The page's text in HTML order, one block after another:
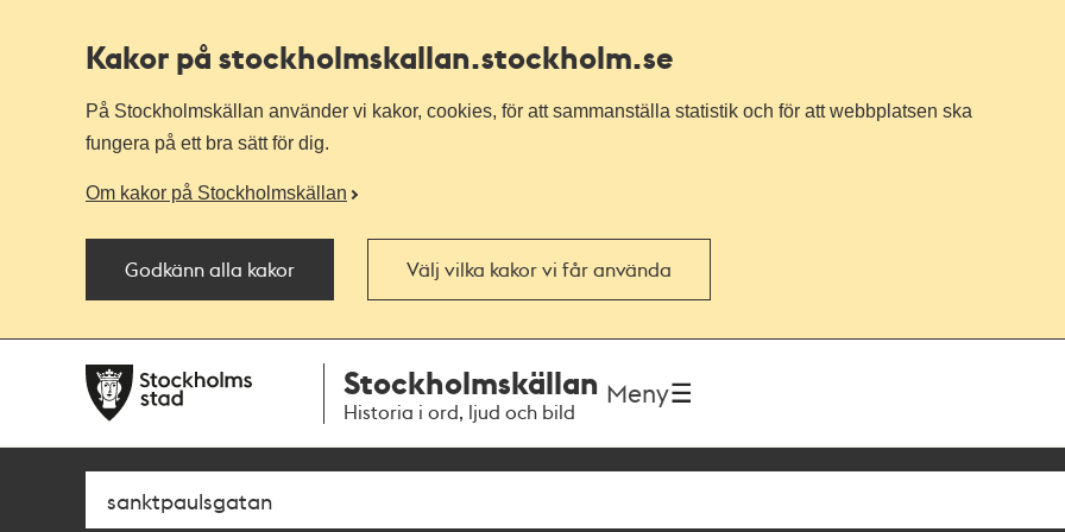
Kakor på stockholmskallan.stockholm.se
På Stockholmskällan använder vi kakor, cookies, för att sammanställa statistik och för att webbplatsen ska
fungera på ett bra sätt för dig.
Om kakor på Stockholmskällan
Godkänn alla kakor Välj vilka kakor vi får använda
navigationen
huvudinnehållet
Stockholmskällan
Historia i ord, ljud och bild
Meny
Sök